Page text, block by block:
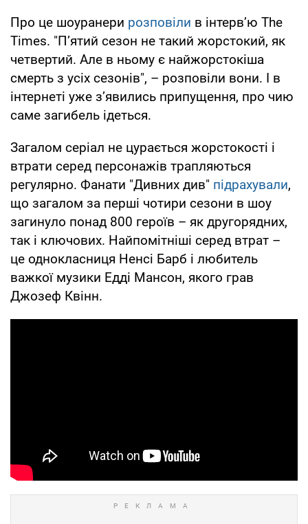
Про це шоуранери розповіли в інтерв’ю The
Times. "П’ятий сезон не такий жорстокий, як
четвертий. Але в ньому є найжорстокіша
смерть з усіх сезонів", – розповіли вони. І в
інтернеті уже з’явились припущення, про чию
саме загибель ідеться.
Загалом серіал не цурається жорстокості і
втрати серед персонажів трапляються
регулярно. Фанати "Дивних див" підрахували,
що загалом за перші чотири сезони в шоу
загинуло понад 800 героїв – як другорядних,
так і ключових. Найпомітніші серед втрат –
це однокласниця Ненсі Барб і любитель
важкої музики Едді Мансон, якого грав
Джозеф Квінн.